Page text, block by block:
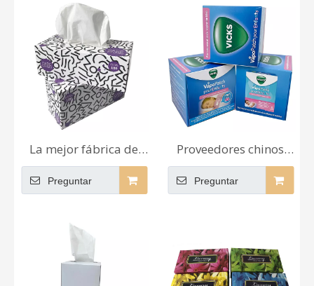
600 cubre el tejido de
la pulpa de madera
buena calidad, fábrica
de pañuelos faciales de
lujo
La mejor fábrica de
pañuelos de bambú de
2 capas de tejido de
venta directa
Preguntar
Proveedores chinos
profesionales,
pañuelos faciales de
de baño de 250 hojas
Preguntar